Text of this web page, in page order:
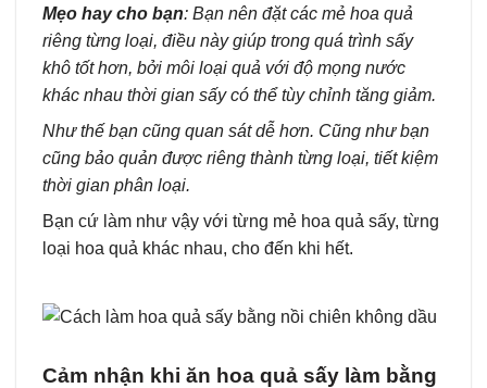
Mẹo hay cho bạn: Bạn nên đặt các mẻ hoa quả
riêng từng loại, điều này giúp trong quá trình sấy
khô tốt hơn, bởi môi loại quả với độ mọng nước
khác nhau thời gian sấy có thể tùy chỉnh tăng giảm.
Như thế bạn cũng quan sát dễ hơn. Cũng như bạn
cũng bảo quản được riêng thành từng loại, tiết kiệm
thời gian phân loại.
Bạn cứ làm như vậy với từng mẻ hoa quả sấy, từng
loại hoa quả khác nhau, cho đến khi hết.
Cảm nhận khi ăn hoa quả sấy làm bằng